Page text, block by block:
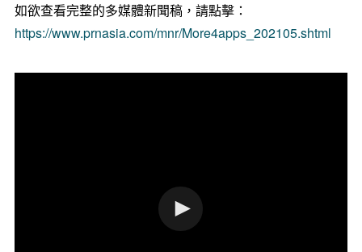
如欲查看完整的多媒體新聞稿，請點擊：
https://www.prnasia.com/mnr/More4apps_202105.shtml